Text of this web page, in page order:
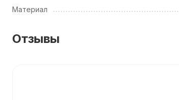
Материал
Отзывы